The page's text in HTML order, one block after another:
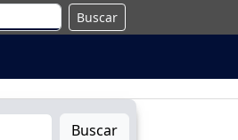
Buscar
Buscar